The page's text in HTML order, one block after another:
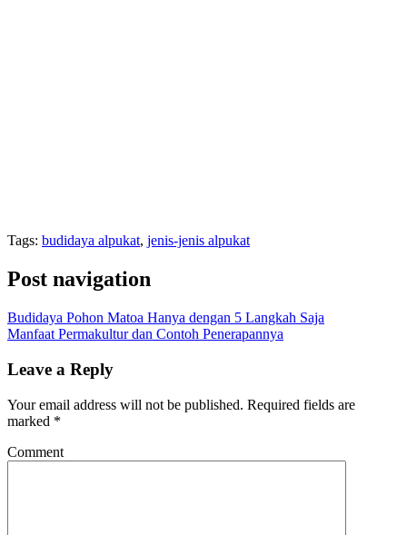
Tags: budidaya alpukat, jenis-jenis alpukat
Post navigation
Budidaya Pohon Matoa Hanya dengan 5 Langkah Saja
Manfaat Permakultur dan Contoh Penerapannya
Leave a Reply
Your email address will not be published. Required fields are
marked *
Comment